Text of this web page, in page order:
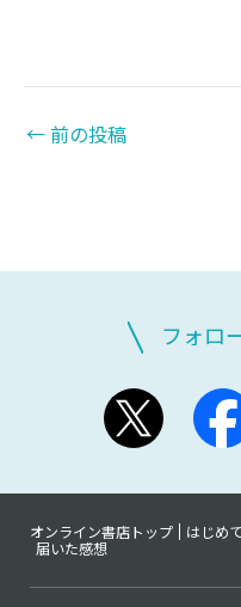
←前の投稿
フォロ
オンライン書店トップ はじめ
届いた感想